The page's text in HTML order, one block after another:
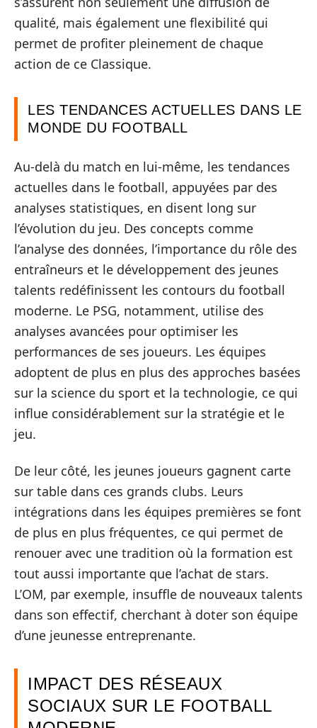
qualité, mais également une flexibilité qui
permet de profiter pleinement de chaque
action de ce Classique.
LES TENDANCES ACTUELLES DANS LE
MONDE DU FOOTBALL
Au-delà du match en lui-même, les tendances
actuelles dans le football, appuyées par des
analyses statistiques, en disent long sur
l’évolution du jeu. Des concepts comme
l’analyse des données, l’importance du rôle des
entraîneurs et le développement des jeunes
talents redéfinissent les contours du football
moderne. Le PSG, notamment, utilise des
analyses avancées pour optimiser les
performances de ses joueurs. Les équipes
adoptent de plus en plus des approches basées
sur la science du sport et la technologie, ce qui
influe considérablement sur la stratégie et le
jeu.
De leur côté, les jeunes joueurs gagnent carte
sur table dans ces grands clubs. Leurs
intégrations dans les équipes premières se font
de plus en plus fréquentes, ce qui permet de
renouer avec une tradition où la formation est
tout aussi importante que l’achat de stars.
L’OM, par exemple, insuffle de nouveaux talents
dans son effectif, cherchant à doter son équipe
d’une jeunesse entreprenante.
IMPACT DES RÉSEAUX
SOCIAUX SUR LE FOOTBALL